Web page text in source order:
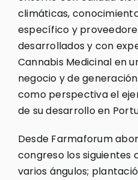
climáticas,
específico y
desarrollados y con
Cannabis Medicinal en
negocio y de
como perspectiva el
de su desarrollo en
Desde Farmaforum
congreso los siguientes
varios ángulos;